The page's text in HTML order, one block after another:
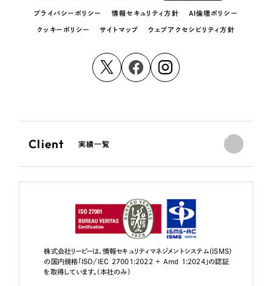
プライバシーポリシー 情報セキュリティ方針 AI倫理ポリシー
クッキーポリシー サイトマップ ウェブアクセシビリティ方針
Client 実績一覧
株式会社リーピーは、情報セキュリティマネジメントシステム（ISMS）
の国内規格「ISO/IEC 27001:2022 + Amd 1:2024」の認証
を取得しています。（本社のみ）